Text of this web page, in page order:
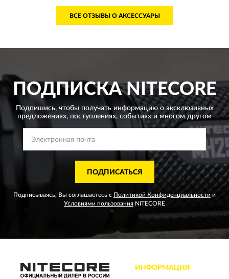
ВСЕ ОТЗЫВЫ О АКСЕССУАРЫ
ПОДПИСКАNITECORE
Подпишись, чтобы получать информацию о эксклюзивных
предложениях, поступлениях, событиях и многом другом
ПОДПИСАТЬСЯ
Подписываясь, Вы соглашаетесь с Политикой Конфиденциальности и
Условиями пользования NITECORE
ИНФОРМАЦИЯ